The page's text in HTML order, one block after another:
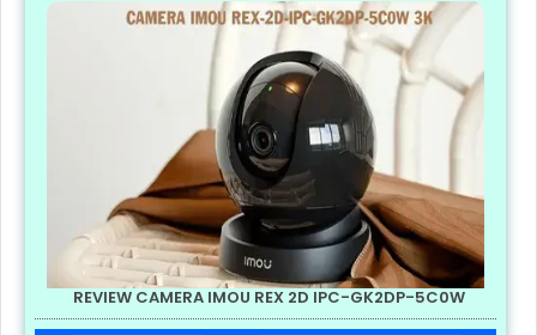
REVIEW CAMERA IMOU REX 2D IPC-GK2DP-5C0W